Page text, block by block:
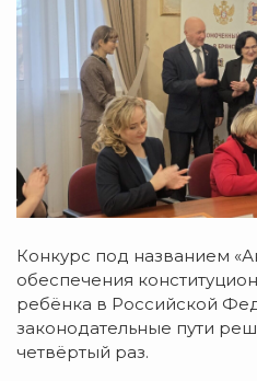
Конкурс под названием
обеспечения
ребёнка в Российской
законодательные пути
четвёртый раз.